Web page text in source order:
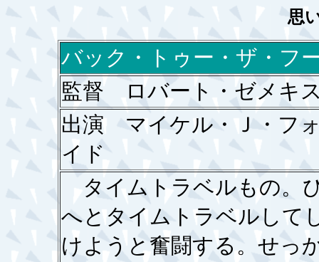
思
バック・トゥー・ザ・フ
監督 ロバート・ゼメキ
出演 マイケル・Ｊ・
イド
タイムトラベルもの。
へとタイムトラベルして
けようと奮闘する。せっ